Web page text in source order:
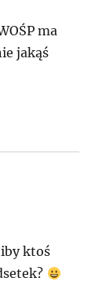
ma
jakąś
ktoś